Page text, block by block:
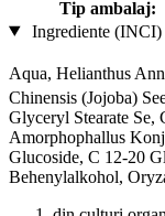
Tip ambalaj:
Ingrediente (INCI)
Aqua, Helianthus
Chinensis (Jojoba)
Glyceryl Stearate Se,
Amorphophallus
Glucoside, C 12-20
Behenylalkohol,